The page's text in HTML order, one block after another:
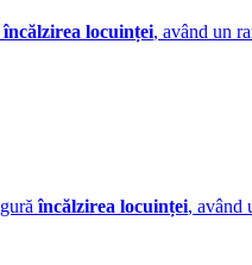
încălzirea locuinței, având un
încălzirea locuinței, având